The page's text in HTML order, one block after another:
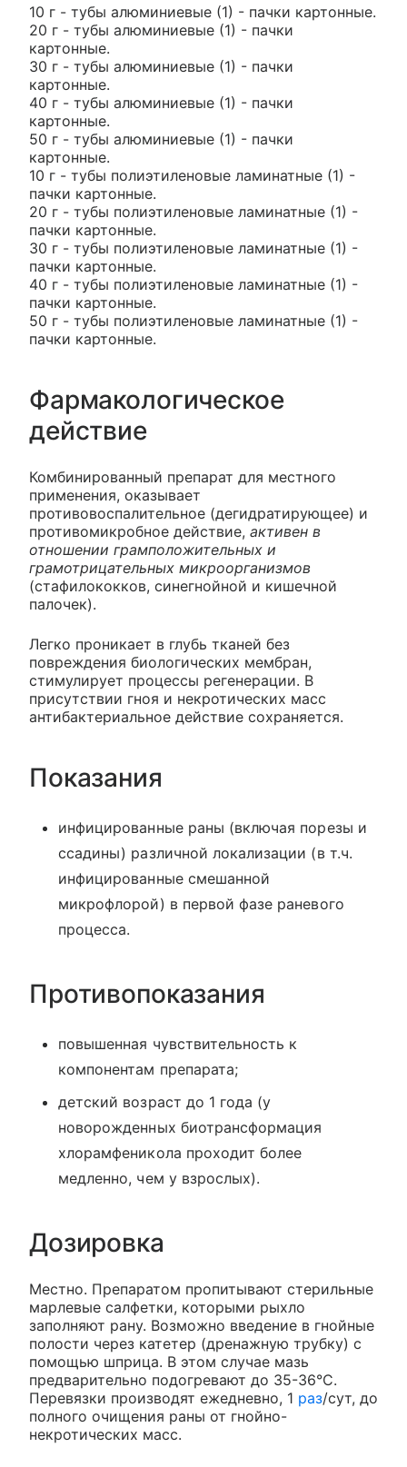
10 г - тубы алюминиевые (1) - пачки картонные.
20 г - тубы алюминиевые (1) - пачки
картонные.
30 г - тубы алюминиевые (1) - пачки
картонные.
40 г - тубы алюминиевые (1) - пачки
картонные.
50 г - тубы алюминиевые (1) - пачки
картонные.
10 г - тубы полиэтиленовые ламинатные (1) -
пачки картонные.
20 г - тубы полиэтиленовые ламинатные (1) -
пачки картонные.
30 г - тубы полиэтиленовые ламинатные (1) -
пачки картонные.
40 г - тубы полиэтиленовые ламинатные (1) -
пачки картонные.
50 г - тубы полиэтиленовые ламинатные (1) -
пачки картонные.
Фармакологическое
действие
Комбинированный препарат для местного
применения, оказывает
противовоспалительное (дегидратирующее) и
противомикробное действие, активен в
отношении грамположительных и
грамотрицательных микроорганизмов
(стафилококков, синегнойной и кишечной
палочек).
Легко проникает в глубь тканей без
повреждения биологических мембран,
стимулирует процессы регенерации. В
присутствии гноя и некротических масс
антибактериальное действие сохраняется.
Показания
инфицированные раны (включая порезы и
ссадины) различной локализации (в т.ч.
инфицированные смешанной
микрофлорой) в первой фазе раневого
процесса.
Противопоказания
повышенная чувствительность к
компонентам препарата;
детский возраст до 1 года (у
новорожденных биотрансформация
хлорамфеникола проходит более
медленно, чем у взрослых).
Дозировка
Местно. Препаратом пропитывают стерильные
марлевые салфетки, которыми рыхло
заполняют рану. Возможно введение в гнойные
полости через катетер (дренажную трубку) с
помощью шприца. В этом случае мазь
предварительно подогревают до 35-36°С.
Перевязки производят ежедневно, 1 раз/сут, до
полного очищения раны от гнойно-
некротических масс.